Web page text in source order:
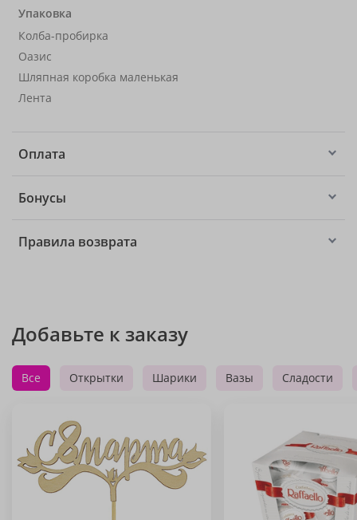
Упаковка
Колба-пробирка
Оазис
Шляпная коробка маленькая
Лента
Оплата
Бонусы
Правила возврата
Добавьте к заказу
Все Открытки Шарики Вазы Сладости